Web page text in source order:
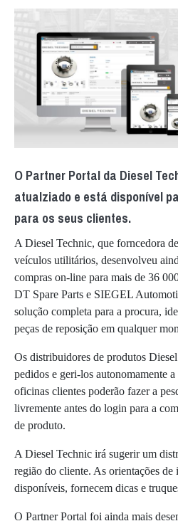
O Partner Portal da Diesel
atualziado e está disponível
para os seus clientes.
A Diesel Technic, que forncedora
veículos utilitários, desenvolveu
compras on-line para mais de 36
DT Spare Parts e SIEGEL
solução completa para a procura,
peças de reposição em qualquer
Os distribuidores de produtos
pedidos e geri-los autonomamente
oficinas clientes poderão fazer a
livremente antes do login para a
de produto.
A Diesel Technic irá sugerir um
região do cliente. As orientações de
disponíveis, fornecem dicas e
O Partner Portal foi ainda mais